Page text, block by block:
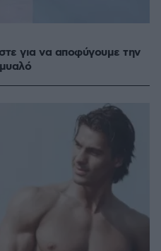
για να αποφύγουμε την